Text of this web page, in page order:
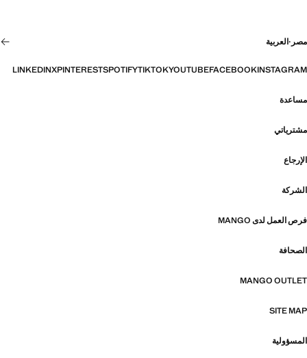
مصر ·العربية
INSTAGRAM
FACEBOOK
YOUTUBE
TIKTOK
SPOTIFY
PINTEREST
X
LINKEDIN
مساعدة
مشترياتي
الإرجاع
الشركة
فرص العمل لدى MANGO
الصحافة
MANGO OUTLET
SITE MAP
المسؤولية